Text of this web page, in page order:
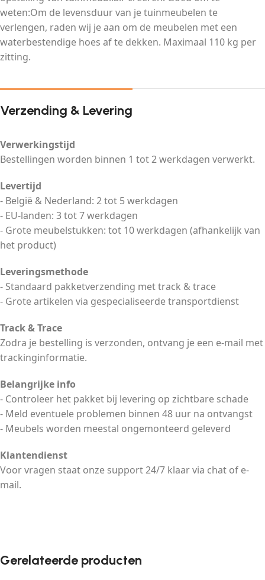
weten:Om de levensduur van je tuinmeubelen te
verlengen, raden wij je aan om de meubelen met een
waterbestendige hoes af te dekken. Maximaal 110 kg per
zitting.
Verzending & Levering
Verwerkingstijd
Bestellingen worden binnen 1 tot 2 werkdagen verwerkt.
Levertijd
- België & Nederland: 2 tot 5 werkdagen
- EU-landen: 3 tot 7 werkdagen
- Grote meubelstukken: tot 10 werkdagen (afhankelijk van
het product)
Leveringsmethode
- Standaard pakketverzending met track & trace
- Grote artikelen via gespecialiseerde transportdienst
Track & Trace
Zodra je bestelling is verzonden, ontvang je een e-mail met
trackinginformatie.
Belangrijke info
- Controleer het pakket bij levering op zichtbare schade
- Meld eventuele problemen binnen 48 uur na ontvangst
- Meubels worden meestal ongemonteerd geleverd
Klantendienst
Voor vragen staat onze support 24/7 klaar via chat of e-
mail.
Gerelateerde producten